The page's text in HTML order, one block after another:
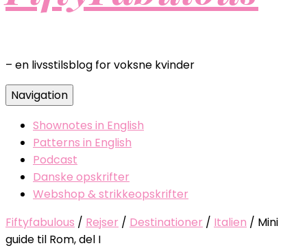
– en livsstilsblog for voksne kvinder
Navigation
Shownotes in English
Patterns in English
Podcast
Danske opskrifter
Webshop & strikkeopskrifter
Fiftyfabulous / Rejser / Destinationer / Italien / Mini
guide til Rom, del I